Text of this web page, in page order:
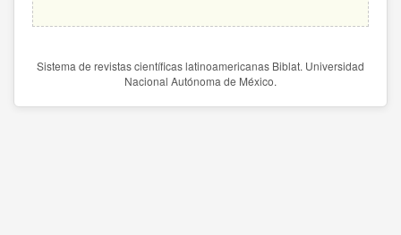
Sistema de revistas científicas latinoamericanas Biblat. Universidad
Nacional Autónoma de México.